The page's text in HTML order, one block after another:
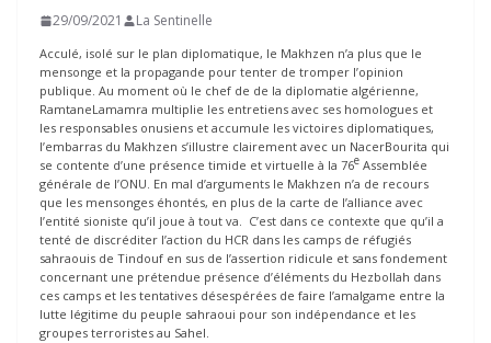
29/09/2021 La Sentinelle
Acculé, isolé sur le plan diplomatique, le Makhzen n’a plus que le
mensonge et la propagande pour tenter de tromper l’opinion
publique. Au moment où le chef de de la diplomatie algérienne,
RamtaneLamamra multiplie les entretiens avec ses homologues et
les responsables onusiens et accumule les victoires diplomatiques,
l’embarras du Makhzen s’illustre clairement avec un NacerBourita qui
se contente d’une présence timide et virtuelle à la 76e Assemblée
générale de l’ONU. En mal d’arguments le Makhzen n’a de recours
que les mensonges éhontés, en plus de la carte de l’alliance avec
l’entité sioniste qu’il joue à tout va. C’est dans ce contexte que qu’il a
tenté de discréditer l’action du HCR dans les camps de réfugiés
sahraouis de Tindouf en sus de l’assertion ridicule et sans fondement
concernant une prétendue présence d’éléments du Hezbollah dans
ces camps et les tentatives désespérées de faire l’amalgame entre la
lutte légitime du peuple sahraoui pour son indépendance et les
groupes terroristes au Sahel.